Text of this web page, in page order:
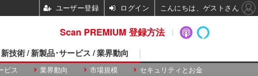
新技術 / 新製品･サービス / 業界動向
ビス 業界動向 市場規模 セキュリティとお金
Scan PREMIUM 登録方法
ユーザー登録 ログイン こんにちは、ゲストさん